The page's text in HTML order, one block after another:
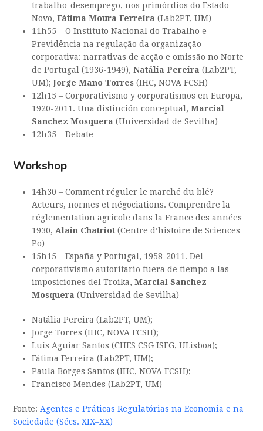
trabalho-desemprego, nos primórdios do Estado
Novo,Fátima Moura Ferreira (Lab2PT, UM)
11h55 – O Instituto Nacional do Trabalho e
Previdência na regulação da organização
corporativa: narrativas de acção e omissão no Norte
de Portugal (1936-1949),Natália Pereira (Lab2PT,
UM);Jorge Mano Torres (IHC, NOVA FCSH)
12h15 – Corporativismo y corporatismos en Europa,
1920-2011. Una distinción conceptual,Marcial
Sanchez Mosquera (Universidad de Sevilha)
12h35 – Debate
Workshop
14h30 – Comment réguler le marché du blé?
Acteurs, normes et négociations. Comprendre la
réglementation agricole dans la France des années
1930,Alain Chatriot (Centre d’histoire de Sciences
Po)
15h15 – España y Portugal, 1958-2011. Del
corporativismo autoritario fuera de tiempo a las
imposiciones del Troika,Marcial Sanchez
Mosquera (Universidad de Sevilha)
Natália Pereira (Lab2PT, UM);
Jorge Torres (IHC, NOVA FCSH);
Luís Aguiar Santos (CHES CSG ISEG, ULisboa);
Fátima Ferreira (Lab2PT, UM);
Paula Borges Santos (IHC, NOVA FCSH);
Francisco Mendes (Lab2PT, UM)
Fonte:Agentes e Práticas Regulatórias na Economia e na
Sociedade (Sécs. XIX–XX)